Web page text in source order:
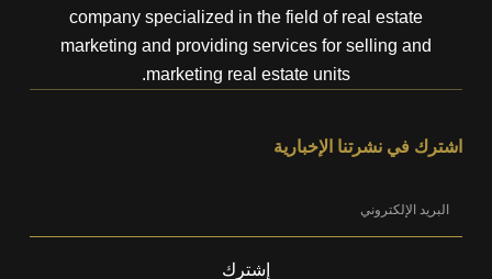
company specialized in the field of real estate
marketing and providing services for selling and
marketing real estate units.
اشترك في نشرتنا الإخبارية
إشترك